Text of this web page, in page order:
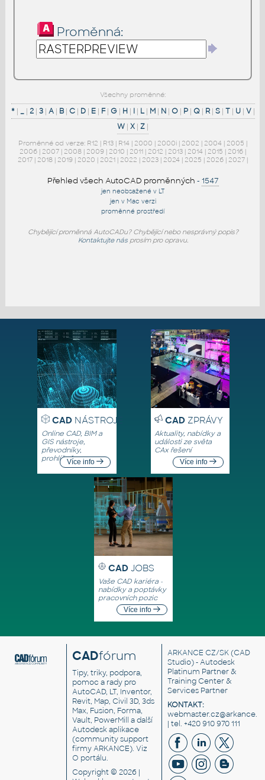
Proměnná:
Všechny proměnné:
*| _| 2| 3| A| B| C| D| E| F| G| H | I| L| M| N| O| P| Q| R| S| T| U| V|
W | X | Z |
Proměnné od verze: R12 | R13 | R14 | 2000 | 2000i | 2002 | 2004 | 2005 |
2006 | 2007 | 2008 | 2009 | 2010 | 2011 | 2012 | 2013 | 2014 | 2015 | 2016 |
2017 | 2018 | 2019 | 2020 | 2021 | 2022 | 2023 | 2024 | 2025 | 2026 | 2027 |
Přehled všech AutoCAD proměnných - 1547
jen neobsažené v LT
jen v Mac verzi
proměnné prostředí
Chybějící proměnná AutoCADu? Chybějící nebo nesprávný popis?
Kontaktujte násprosím pro opravu.
CADNÁSTROJE
Online CAD, BIM a
GIS nástroje,
převodníky,
prohlížečeVíce info
CADZPRÁVY
Aktuality, nabídky a
události ze světa
CAx řešení
Více info
CAD JOBS
Vaše CAD kariéra -
nabídky a poptávky
pracovních pozic
Více info
CADfórum
Tipy, triky, podpora,
pomoc a rady pro
AutoCAD, LT, Inventor,
Revit, Map, Civil 3D, 3ds
Max, Fusion, Forma,
Vault, PowerMill a další
Autodesk aplikace
(community support
firmy ARKANCE). Viz
O portálu.
Copyright © 2026 |
ARKANCE CZ/SK(CAD
Studio) - Autodesk
Platinum Partner &
Training Center &
Services Partner
KONTAKT:
| tel. +420 910 970 111